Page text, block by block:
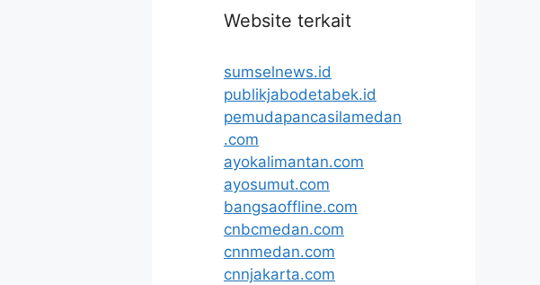
Website terkait
sumselnews.id
publikjabodetabek.id
pemudapancasilamedan
.com
ayokalimantan.com
ayosumut.com
bangsaoffline.com
cnbcmedan.com
cnnmedan.com
cnnjakarta.com